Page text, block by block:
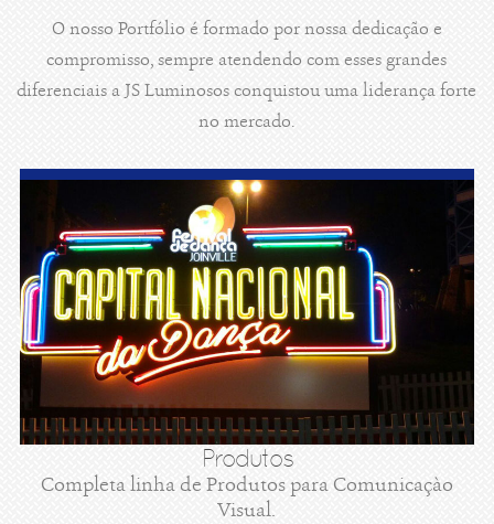
O nosso Portfólio é formado por nossa dedicação e
compromisso, sempre atendendo com esses grandes
diferenciais a JS Luminosos conquistou uma liderança forte
no mercado.
Produtos
Completa linha de Produtos para Comunicaçào
Visual.